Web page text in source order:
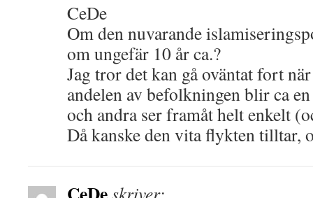
CeDe
Om den nuvarande
om ungefär 10 år ca.?
Jag tror det kan gå oväntat fort
andelen av befolkningen blir ca
och andra ser framåt helt enkelt
Då kanske den vita flykten tilltar,
skriver: